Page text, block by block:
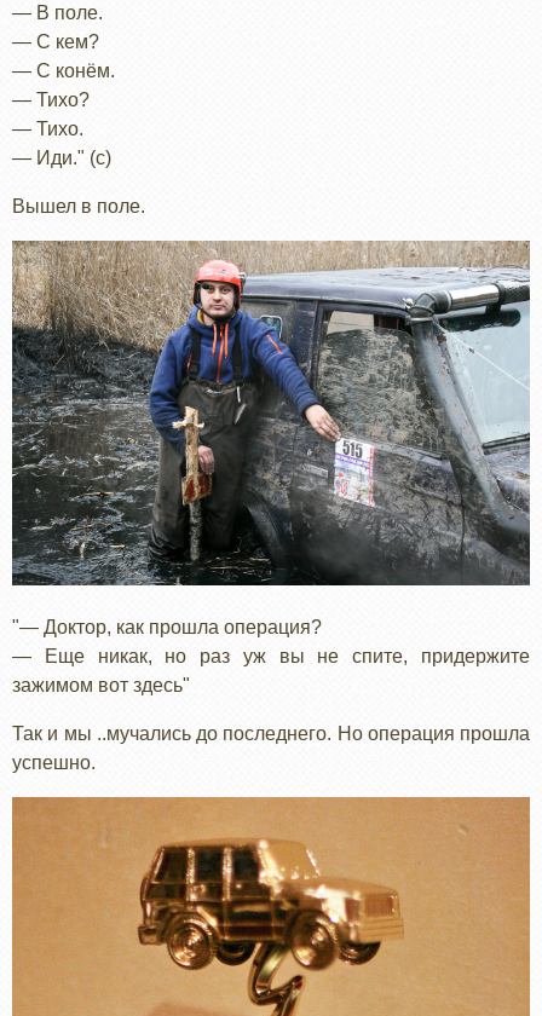
— В поле.
— С кем?
— С конём.
— Тихо?
— Тихо.
— Иди." (с)
Вышел в поле.
"— Доктор, как прошла операция?
— Еще никак, но раз уж вы не спите, придержите
зажимом вот здесь"
Так и мы ..мучались до последнего. Но операция прошла
успешно.